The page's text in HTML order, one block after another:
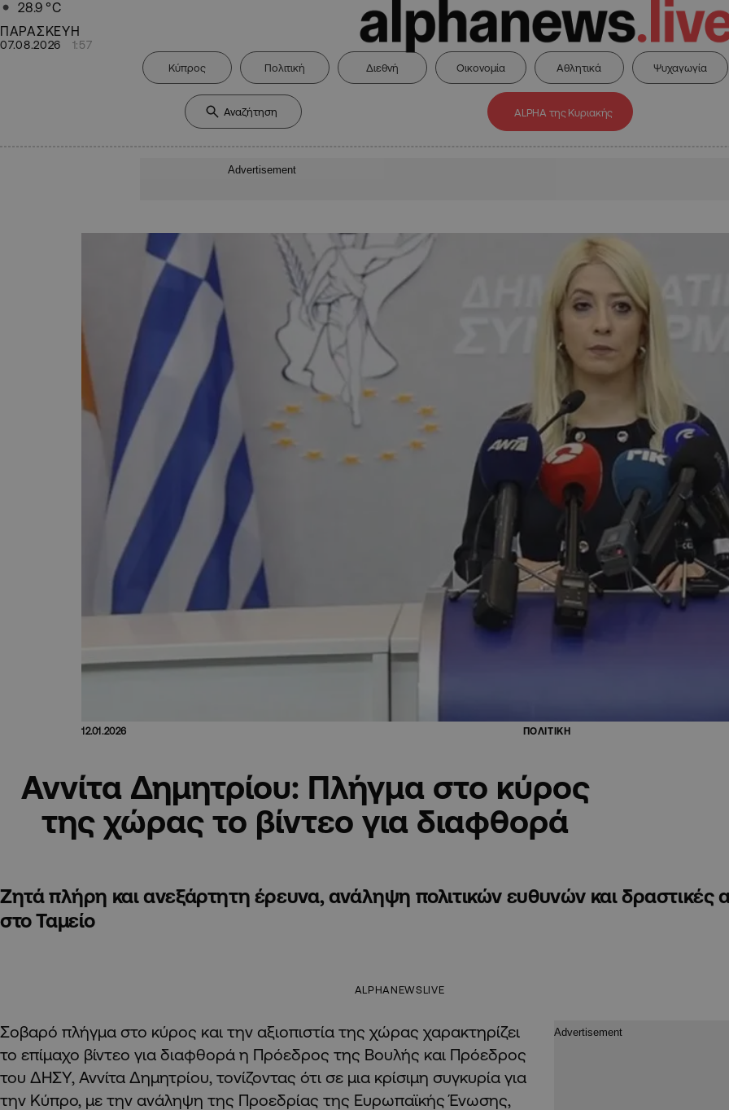
28.9 °C
ΠΑΡΑΣΚΕΥΗ
07.08.2026 1:57
Κύπρος Πολιτική Διεθνή Οικονομία Αθλητικά Ψυχαγωγία
ALPHA της Κυριακής
Advertisement
12.01.2026 ΠΟΛΙΤΙΚΗ
Αννίτα Δημητρίου: Πλήγμα στο κύρος
της χώρας το βίντεο για διαφθορά
Ζητά πλήρη και ανεξάρτητη έρευνα, ανάληψη πολιτικών ευθυνών και δραστικές
στο Ταμείο
ALPHANEWSLIVE
Σοβαρό πλήγμα στο κύρος και την αξιοπιστία της χώρας χαρακτηρίζει
το επίμαχο βίντεο για διαφθορά η Πρόεδρος της Βουλής και Πρόεδρος
του ΔΗΣΥ, Αννίτα Δημητρίου, τονίζοντας ότι σε μια κρίσιμη συγκυρία για
την Κύπρο, με την ανάληψη της Προεδρίας της Ευρωπαϊκής Ένωσης,